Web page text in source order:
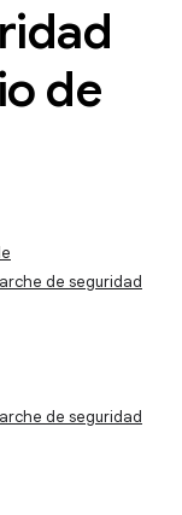
de
de seguridad
de seguridad